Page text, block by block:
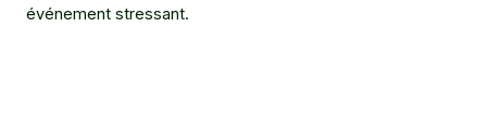
événement stressant.